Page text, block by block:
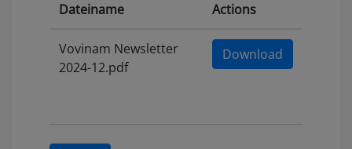
Dateiname Actions
Vovinam Newsletter
2024-12.pdf
Download